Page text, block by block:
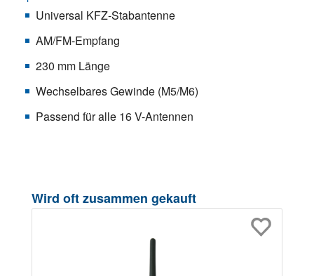
Universal KFZ-Stabantenne
AM/FM-Empfang
230 mm Länge
Wechselbares Gewinde (M5/M6)
Passend für alle 16 V-Antennen
Produktgalerie überspringen
Wird oft zusammen gekauft